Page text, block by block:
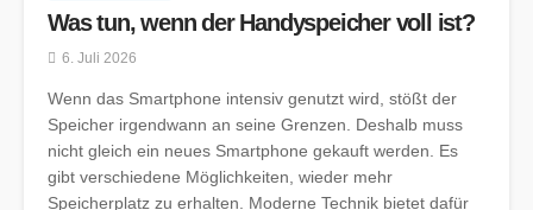
Was tun, wenn der Handyspeicher voll ist?
6. Juli 2026
Wenn das Smartphone intensiv genutzt wird, stößt der
Speicher irgendwann an seine Grenzen. Deshalb muss
nicht gleich ein neues Smartphone gekauft werden. Es
gibt verschiedene Möglichkeiten, wieder mehr
Speicherplatz zu erhalten. Moderne Technik bietet dafür